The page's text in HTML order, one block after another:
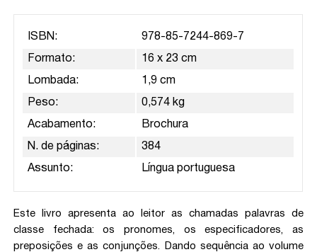
ISBN: 978-85-7244-869-7
Formato: 16 x 23 cm
Lombada: 1,9 cm
Peso: 0,574 kg
Acabamento: Brochura
N. de páginas: 384
Assunto: Língua portuguesa
Este livro apresenta ao leitor as chamadas palavras de
classe fechada: os pronomes, os especificadores, as
preposições e as conjunções. Dando sequência ao volume